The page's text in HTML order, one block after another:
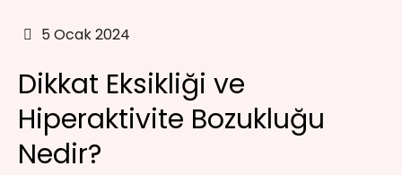
5 Ocak 2024
Dikkat Eksikliği ve
Hiperaktivite Bozukluğu
Nedir?